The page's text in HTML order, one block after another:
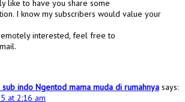
like to have you share some
I know my subscribers would value your
interested, feel free to
sub indo Ngentod mama muda di rumahnya says:
at 2:16 am